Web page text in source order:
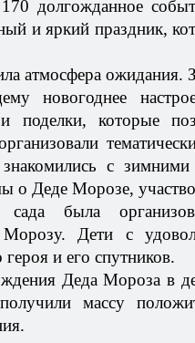
долгожданное
и яркий праздник,
атмосфера ожидания.
новогоднее
поделки, которые
с
о Деде Морозе,
была
Дети с
и его спутников.
Деда Мороза в
массу